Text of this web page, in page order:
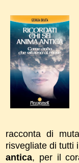
racconta di
risvegliate di tutti
antica, per il